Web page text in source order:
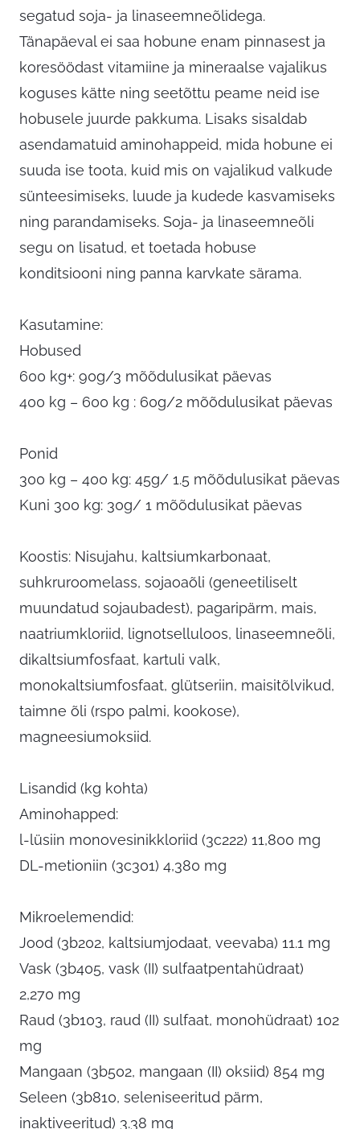
segatud soja- ja linaseemneõlidega.
Tänapäeval ei saa hobune enam pinnasest ja
koresöödast vitamiine ja mineraalse vajalikus
koguses kätte ning seetõttu peame neid ise
hobusele juurde pakkuma. Lisaks sisaldab
asendamatuid aminohappeid, mida hobune ei
suuda ise toota, kuid mis on vajalikud valkude
sünteesimiseks, luude ja kudede kasvamiseks
ning parandamiseks. Soja- ja linaseemneõli
segu on lisatud, et toetada hobuse
konditsiooni ning panna karvkate särama.
Kasutamine:
Hobused
600 kg+: 90g/3 mõõdulusikat päevas
400 kg – 600 kg : 60g/2 mõõdulusikat päevas
Ponid
300 kg – 400 kg: 45g/ 1.5 mõõdulusikat päevas
Kuni 300 kg: 30g/ 1 mõõdulusikat päevas
Koostis: Nisujahu, kaltsiumkarbonaat,
suhkruroomelass, sojaoaõli (geneetiliselt
muundatud sojaubadest), pagaripärm, mais,
naatriumkloriid, lignotselluloos, linaseemneõli,
dikaltsiumfosfaat, kartuli valk,
monokaltsiumfosfaat, glütseriin, maisitõlvikud,
taimne õli (rspo palmi, kookose),
magneesiumoksiid.
Lisandid (kg kohta)
Aminohapped:
l-lüsiin monovesinikkloriid (3c222) 11,800 mg
DL-metioniin (3c301) 4,380 mg
Mikroelemendid:
Jood (3b202, kaltsiumjodaat, veevaba) 11.1 mg
Vask (3b405, vask (II) sulfaatpentahüdraat)
2,270 mg
Raud (3b103, raud (II) sulfaat, monohüdraat) 102
mg
Mangaan (3b502, mangaan (II) oksiid) 854 mg
Seleen (3b810, seleniseeritud pärm,
inaktiveeritud) 3.38 mg